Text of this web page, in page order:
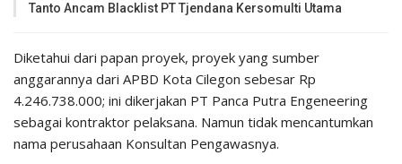
Tanto Ancam Blacklist PT Tjendana Kersomulti Utama
Diketahui dari papan proyek, proyek yang sumber
anggarannya dari APBD Kota Cilegon sebesar Rp
4.246.738.000; ini dikerjakan PT Panca Putra Engeneering
sebagai kontraktor pelaksana. Namun tidak mencantumkan
nama perusahaan Konsultan Pengawasnya.